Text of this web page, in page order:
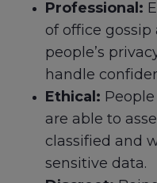
Professional:
of office
people’s
handle
Ethical:
are able to
classified and
sensitive data.